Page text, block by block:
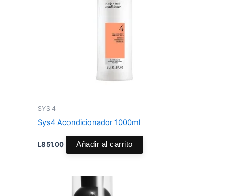
SYS 4
Sys4 Acondicionador 1000ml
L851.00 Añadir al carrito